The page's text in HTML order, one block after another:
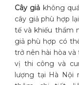
Cây giả không
cây giả phù hợp
tế và khiếu thẩm
giả phù hợp có
trở nên hài hòa
vị thi công và
lượng tại Hà Nội